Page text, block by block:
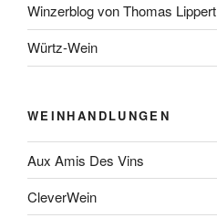
Winzerblog von Thomas Lippert
Würtz-Wein
WEINHANDLUNGEN
Aux Amis Des Vins
CleverWein